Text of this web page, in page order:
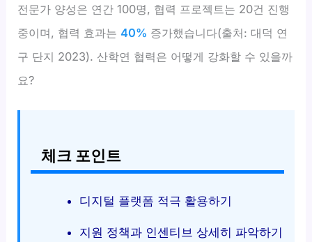
전문가 양성은 연간 100명, 협력 프로젝트는 20건 진행
중이며, 협력 효과는40% 증가했습니다(출처: 대덕 연
구 단지 2023). 산학연 협력은 어떻게 강화할 수 있을까
요?
체크 포인트
디지털 플랫폼 적극 활용하기
지원 정책과 인센티브 상세히 파악하기